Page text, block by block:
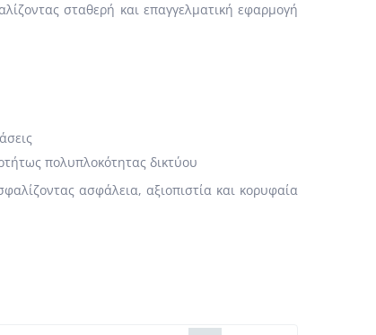
σταθερή και επαγγελματική εφαρμογή
πολυπλοκότητας δικτύου
ασφάλεια, αξιοπιστία και κορυφαία